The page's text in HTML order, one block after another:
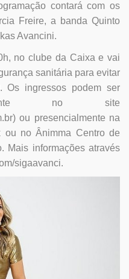
contará com os
Freire, a banda Quinto
Avancini.
no clube da Caixa e vai
sanitária para evitar
Os ingressos podem ser
no site
ou presencialmente na
ou no Ânimma Centro de
Mais informações através
sigaavanci.